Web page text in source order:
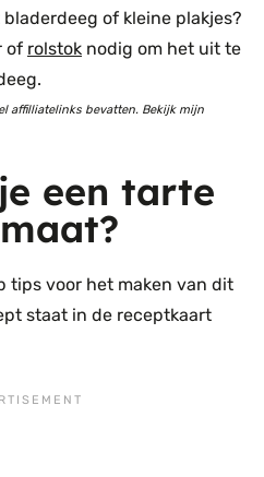
of kleine plakjes?
of rolstok nodig om het uit te
affilliatelinks bevatten. Bekijk mijn
een tarte
tips voor het maken van dit
staat in de receptkaart